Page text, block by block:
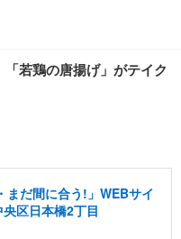
若鶏の唐揚げ」がテイク
まだ間に合う!」WEBサイ
区日本橋2丁目